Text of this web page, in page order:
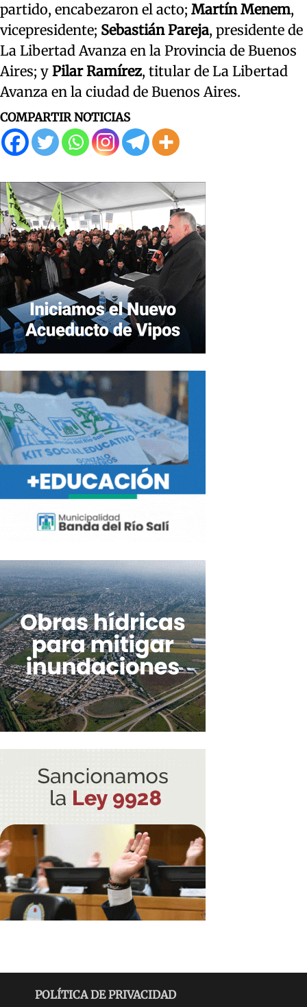
partido, encabezaron el acto; Martín Menem,
vicepresidente; Sebastián Pareja, presidente de
La Libertad Avanza en la Provincia de Buenos
Aires; y Pilar Ramírez, titular de La Libertad
Avanza en la ciudad de Buenos Aires.
COMPARTIR NOTICIAS
POLÍTICA DE PRIVACIDAD